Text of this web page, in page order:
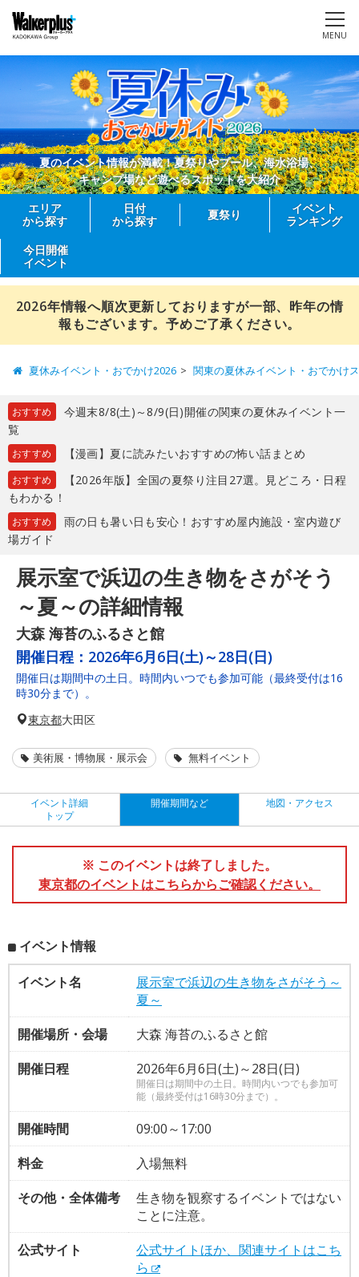
MENU
夏のイベント情報が満載！夏祭りやプール、海水浴場、
キャンプ場など遊べるスポットを大紹介
エリア
から探す
日付
から探す
夏祭り
イベント
ランキング
今日開催
イベント
2026年情報へ順次更新しておりますが一部、昨年の情
報もございます。予めご了承ください。
夏休みイベント・おでかけ2026 関東の夏休みイベント・おでかけ
おすすめ
今週末8/8(土)～8/9(日)開催の関東の夏休みイベント一
覧
おすすめ 【漫画】夏に読みたいおすすめの怖い話まとめ
おすすめ
【2026年版】全国の夏祭り注目27選。見どころ・日程
もわかる！
おすすめ
雨の日も暑い日も安心！おすすめ屋内施設・室内遊び
場ガイド
展示室で浜辺の生き物をさがそう
～夏～の詳細情報
大森 海苔のふるさと館
開催日程： 2026年6月6日(土)～28日(日)
開催日は期間中の土日。時間内いつでも参加可能（最終受付は16
時30分まで）。
東京都大田区
美術展・博物展・展示会 無料イベント
イベント詳細
トップ
開催期間など 地図・アクセス
※ このイベントは終了しました。
東京都のイベントはこちらからご確認ください。
イベント情報
イベント名
展示室で浜辺の生き物をさがそう～
夏～
開催場所・会場
大森 海苔のふるさと館
開催日程
2026年6月6日(土)～28日(日)
開催日は期間中の土日。時間内いつでも参加可
能（最終受付は16時30分まで）。
開催時間
09:00～17:00
料金
入場無料
その他・全体備考
生き物を観察するイベントではない
ことに注意。
公式サイト
公式サイトほか、関連サイトはこち
ら